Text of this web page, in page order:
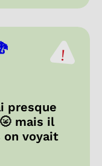
presque
mais il
on voyait